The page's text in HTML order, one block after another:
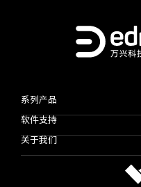
系列产品
万兴脑图MindMaster
万兴图示
软件支持
下载中心
关于我们